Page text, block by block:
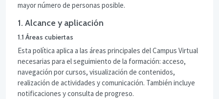
mayor número de personas posible.
1. Alcance y aplicación
1.1 Áreas cubiertas
Esta política aplica a las áreas principales del Campus Virtual
necesarias para el seguimiento de la formación: acceso,
navegación por cursos, visualización de contenidos,
realización de actividades y comunicación. También incluye
notificaciones y consulta de progreso.